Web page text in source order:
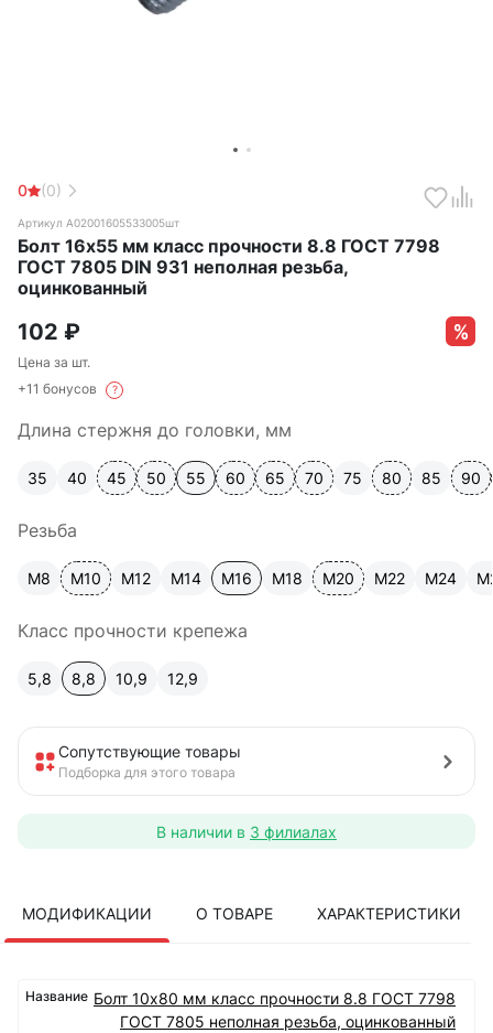
0 (0)
Артикул А02001605533005шт
Болт 16х55 мм класс прочности 8.8 ГОСТ 7798
ГОСТ 7805 DIN 931 неполная резьба,
оцинкованный
102 ₽
Цена за шт.
+11 бонусов
?
Длина стержня до головки, мм
35 40 45 50 55 60 65 70 75 80 85 90
Резьба
М8 М10 М12 М14 М16 М18 М20 М22 М24
Класс прочности крепежа
5,8 8,8 10,9 12,9
Сопутствующие товары
Подборка для этого товара
В наличии в 3 филиалах
МОДИФИКАЦИИ О ТОВАРЕ ХАРАКТЕРИСТИКИ
Болт 10х80 мм класс прочности 8.8 ГОСТ 7798
ГОСТ 7805 неполная резьба, оцинкованный